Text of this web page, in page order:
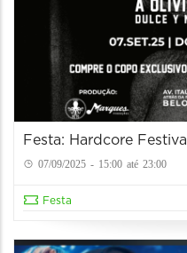
Festa: Hardcore Festival
07/09/2025 - 15:00 até 23:00
Festa